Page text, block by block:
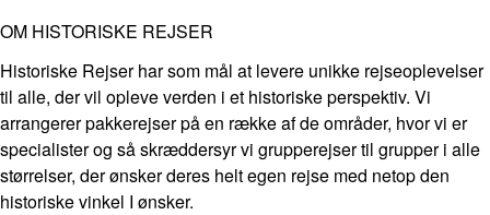
OM HISTORISKE REJSER
Historiske Rejser har som mål at levere unikke rejseoplevelser
til alle, der vil opleve verden i et historiske perspektiv. Vi
arrangerer pakkerejser på en række af de områder, hvor vi er
specialister og så skræddersyr vi grupperejser til grupper i alle
størrelser, der ønsker deres helt egen rejse med netop den
historiske vinkel I ønsker.